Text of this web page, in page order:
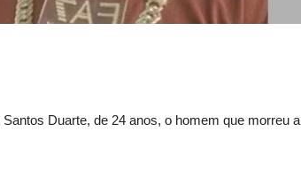
Duarte, de 24 anos, o homem que morreu